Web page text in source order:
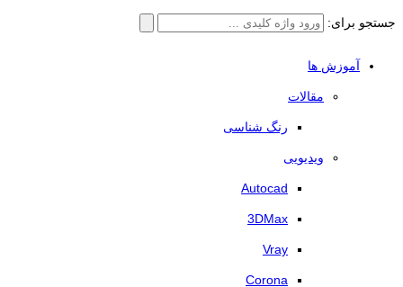
جستجو برای:
آموزش ها
مقالات
رنگ شناسی
ویدیویی
Autocad
3DMax
Vray
Corona